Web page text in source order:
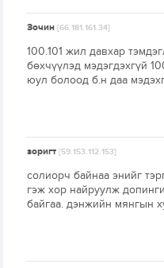
Зочин[66.181.161.34]
100.101 жил давхар
бөхчүүлэд мэдэгдэхгүй
юул болоод б.н даа
зоригт[59.153.112.153]
солиорч байнаа энийг
гэж хор найруулж
байгаа. дэнжийн мянгын